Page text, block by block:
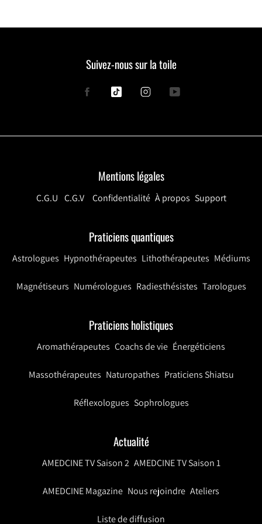
Suivez-nous sur la toile
FacebookTiktok InstagramYouTube
Mentions légales
C.G.U C.G.V Confidentialité À propos Support
Praticiens quantiques
Astrologues Hypnothérapeutes Lithothérapeutes Médiums
Magnétiseurs Numérologues Radiesthésistes Tarologues
Praticiens holistiques
Aromathérapeutes Coachs de vie Énergéticiens
Massothérapeutes Naturopathes Praticiens Shiatsu
Réflexologues Sophrologues
Actualité
AMEDCINE TV Saison 2 AMEDCINE TV Saison 1
AMEDCINE Magazine Nous rejoindre Ateliers
Liste de diffusion